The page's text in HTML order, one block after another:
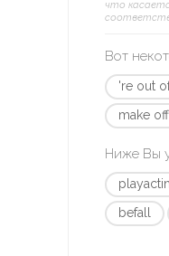
что
Вот
're out
make
Ниже Вы
befall